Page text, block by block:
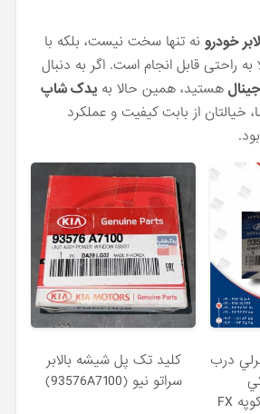
خودرو نه تنها سخت نیست، بلکه با
به راحتی قابل انجام است. اگر به دنبال
هستید، همین حالا بهیدک شاپ
خیالتان از بابت کیفیت و عملکرد
درب
كليد تک پل شيشه بالابر
سراتو نیو (93576A7100)